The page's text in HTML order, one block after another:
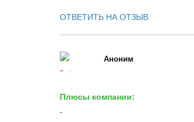
ОТВЕТИТЬ НА ОТЗЫВ
Аноним
Плюсы компании:
-